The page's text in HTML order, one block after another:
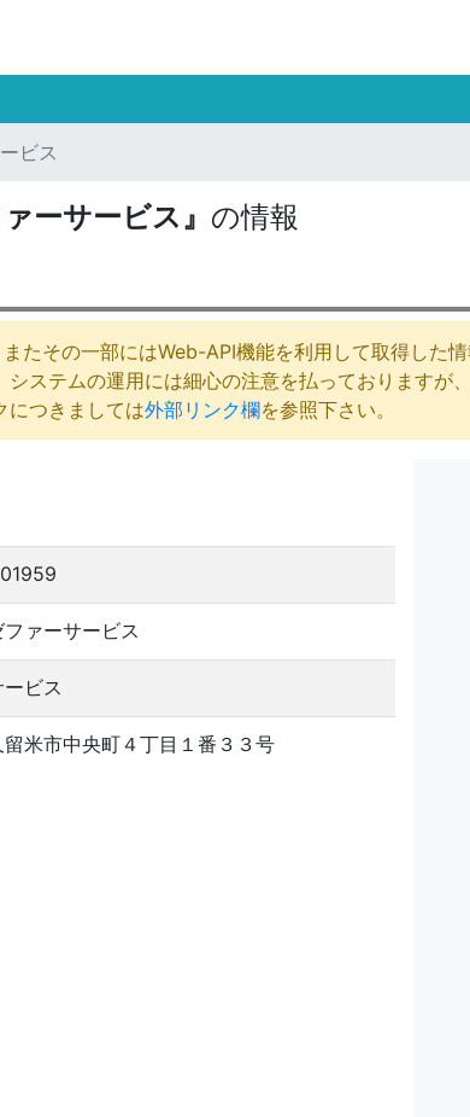
ビス
ーサービス』 の情報
たその一部にはWeb-API機能を利用して取得した
ステムの運用には細心の注意を払っておりますが
につきましては外部リンク欄を参照下さい。
ァーサービス
ビス
米市中央町４丁目１番３３号